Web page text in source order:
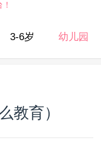
3-6岁 幼儿园
教育）